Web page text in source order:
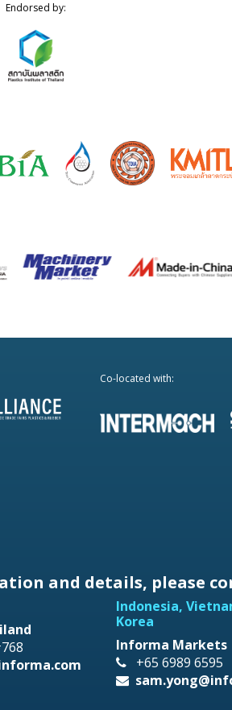
Endorsed by:
Co-located with:
and details, please
Indonesia,
Korea
Informa Markets
+65 6989 6595